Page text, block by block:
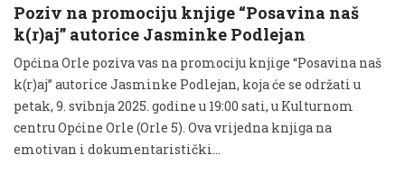
Poziv na promociju knjige “Posavina naš
k(r)aj” autorice Jasminke Podlejan
Općina Orle poziva vas na promociju knjige “Posavina naš
k(r)aj” autorice Jasminke Podlejan, koja će se održati u
petak, 9. svibnja 2025. godine u 19:00 sati, u Kulturnom
centru Općine Orle (Orle 5). Ova vrijedna knjiga na
emotivan i dokumentaristički...